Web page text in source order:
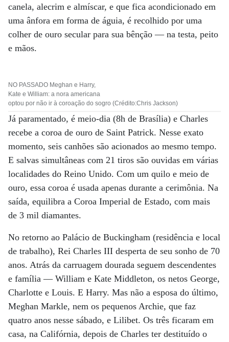
canela, alecrim e almíscar, e que fica acondicionado em
uma ânfora em forma de águia, é recolhido por uma
colher de ouro secular para sua bênção — na testa, peito
e mãos.
NO PASSADO Meghan e Harry,
Kate e William: a nora americana
optou por não ir à coroação do sogro (Crédito:Chris Jackson)
Já paramentado, é meio-dia (8h de Brasília) e Charles
recebe a coroa de ouro de Saint Patrick. Nesse exato
momento, seis canhões são acionados ao mesmo tempo.
E salvas simultâneas com 21 tiros são ouvidas em várias
localidades do Reino Unido. Com um quilo e meio de
ouro, essa coroa é usada apenas durante a cerimônia. Na
saída, equilibra a Coroa Imperial de Estado, com mais
de 3 mil diamantes.
No retorno ao Palácio de Buckingham (residência e local
de trabalho), Rei Charles III desperta de seu sonho de 70
anos. Atrás da carruagem dourada seguem descendentes
e família — William e Kate Middleton, os netos George,
Charlotte e Louis. E Harry. Mas não a esposa do último,
Meghan Markle, nem os pequenos Archie, que faz
quatro anos nesse sábado, e Lilibet. Os três ficaram em
casa, na Califórnia, depois de Charles ter destituído o